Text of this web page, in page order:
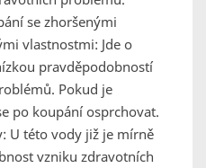
se zhoršenými
vlastnostmi: Jde o
pravděpodobností
Pokud je
po koupání osprchovat.
U této vody již je mírně
vzniku zdravotních